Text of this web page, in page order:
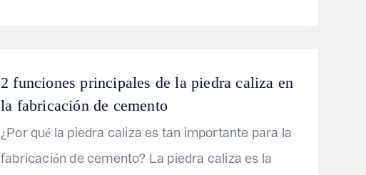
2 funciones principales de la piedra caliza en
la fabricación de cemento
¿Por qué la piedra caliza es tan importante para la
fabricación de cemento? La piedra caliza es la